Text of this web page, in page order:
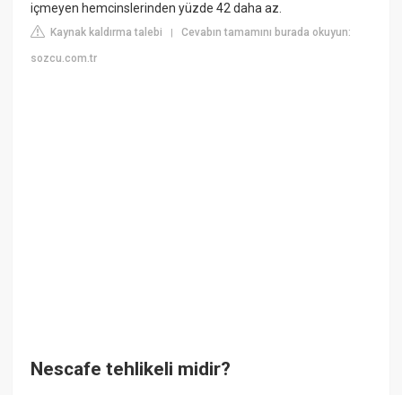
içmeyen hemcinslerinden yüzde 42 daha az.
Kaynak kaldırma talebi |Cevabın tamamını burada okuyun:
sozcu.com.tr
Nescafe tehlikeli midir?